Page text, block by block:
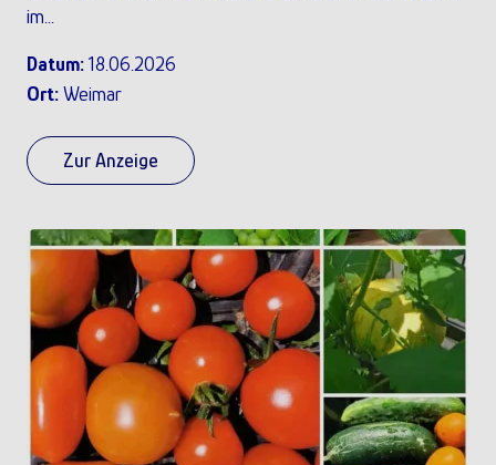
im...
Datum: 18.06.2026
Ort: Weimar
Zur Anzeige